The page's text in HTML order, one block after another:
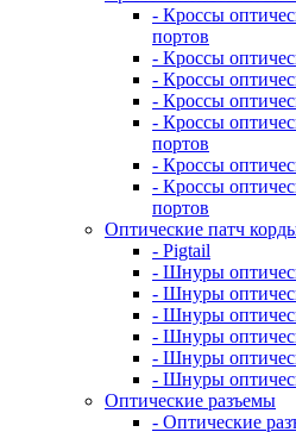
- Кроссы
портов
- Кроссы
- Кроссы
- Кроссы
- Кроссы
портов
- Кроссы
- Кроссы
портов
Оптические патч
- Pigtail
- Шнуры
- Шнуры
- Шнуры
- Шнуры
- Шнуры
- Шнуры
Оптические разъемы
- Оптические